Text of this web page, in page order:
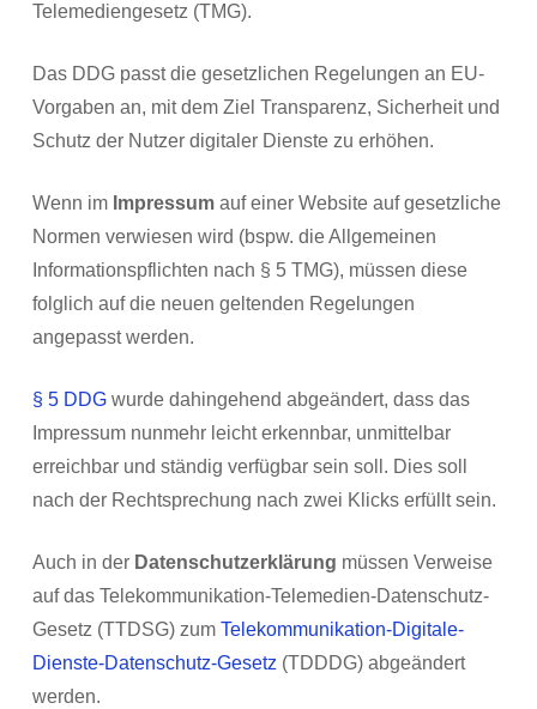
Telemediengesetz (TMG).
Das DDG passt die gesetzlichen Regelungen an EU-
Vorgaben an, mit dem Ziel Transparenz, Sicherheit und
Schutz der Nutzer digitaler Dienste zu erhöhen.
Wenn im Impressumauf einer Website auf gesetzliche
Normen verwiesen wird (bspw. die Allgemeinen
Informationspflichten nach § 5 TMG), müssen diese
folglich auf die neuen geltenden Regelungen
angepasst werden.
§ 5 DDGwurde dahingehend abgeändert, dass das
Impressum nunmehr leicht erkennbar, unmittelbar
erreichbar und ständig verfügbar sein soll. Dies soll
nach der Rechtsprechung nach zwei Klicks erfüllt sein.
Auch in der Datenschutzerklärung müssen Verweise
auf das Telekommunikation-Telemedien-Datenschutz-
Gesetz (TTDSG) zum Telekommunikation-Digitale-
Dienste-Datenschutz-Gesetz (TDDDG) abgeändert
werden.